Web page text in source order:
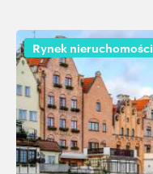
Rynek nieruchomości